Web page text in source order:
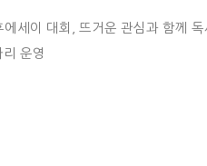
세이 대회, 뜨거운 관심과 함께
운영